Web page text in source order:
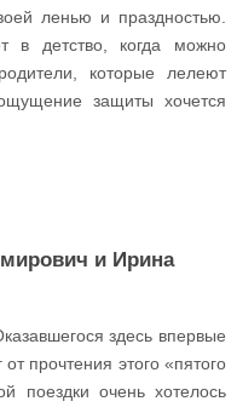
ленью и праздностью.
в детство, когда можно
которые лелеют
защиты хочется
и Ирина
здесь впервые
прочтения этого «пятого
поездки очень хотелось